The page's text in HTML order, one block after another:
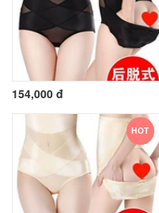
154,000 đ
HOT